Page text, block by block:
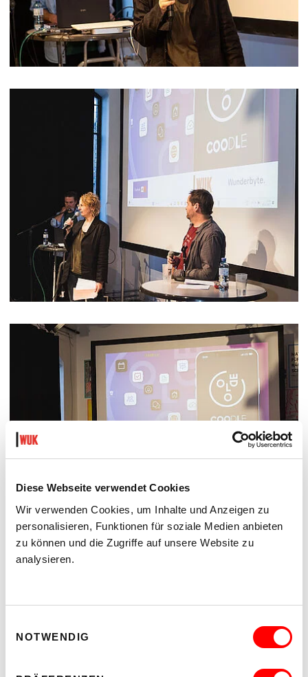
Diese Webseite verwendet Cookies
Wir verwenden Cookies, um Inhalte und Anzeigen zu
personalisieren, Funktionen für soziale Medien anbieten
zu können und die Zugriffe auf unsere Website zu
analysieren.
NOTWENDIG